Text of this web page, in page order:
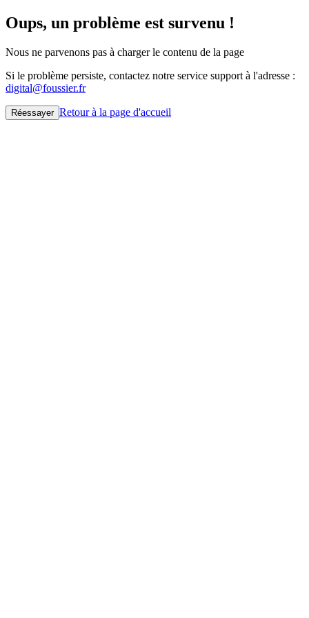
Oups, un problème est survenu !
Nous ne parvenons pas à charger le contenu de la page
Si le problème persiste, contactez notre service support à l'adresse :
digital@foussier.fr
Réessayer Retour à la page d'accueil